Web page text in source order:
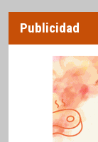
Publicidad